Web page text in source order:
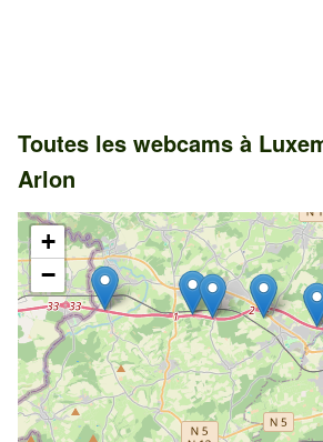
Toutes les webcams à
Arlon
+
−